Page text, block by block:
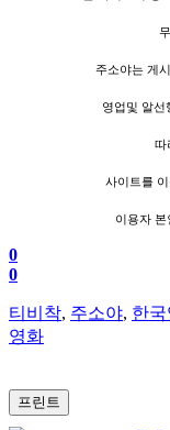
주소야는 게
영업및 알선
따
사이트를
이용자 본
0
0
티비착, 주소야, 한
영화
프린트